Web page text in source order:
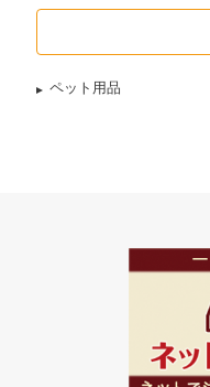
ペット用品